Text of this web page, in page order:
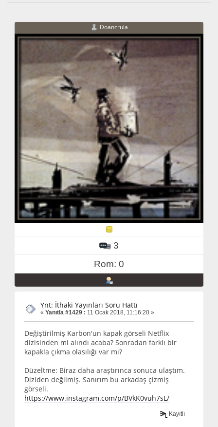
Doancrula
3
Rom: 0
Ynt: İthaki Yayınları Soru Hattı
« Yanıtla #1429 : 11 Ocak 2018, 11:16:20 »
Değiştirilmiş Karbon'un kapak görseli Netflix
dizisinden mi alındı acaba? Sonradan farklı bir
kapakla çıkma olasılığı var mı?
Düzeltme: Biraz daha araştırınca sonuca ulaştım.
Diziden değilmiş. Sanırım bu arkadaş çizmiş
görseli.
https://www.instagram.com/p/BVkK0vuh7sL/
Kayıtlı